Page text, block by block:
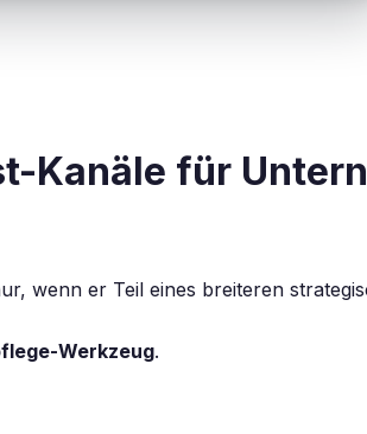
Kanäle für
wenn er Teil eines breiteren
Werkzeug.